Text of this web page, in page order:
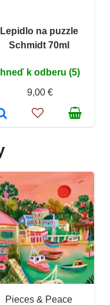
Lepidlo na puzzle
Schmidt 70ml
Ihneď k odberu (5)
9,00 €
Pieces & Peace